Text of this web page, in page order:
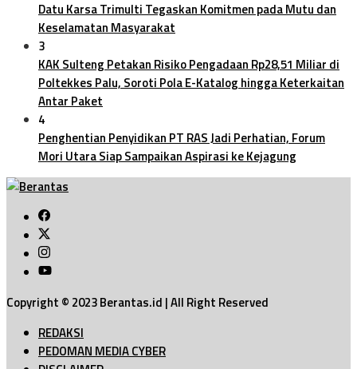
Datu Karsa Trimulti Tegaskan Komitmen pada Mutu dan
Keselamatan Masyarakat
3
KAK Sulteng Petakan Risiko Pengadaan Rp28,51 Miliar di
Poltekkes Palu, Soroti Pola E-Katalog hingga Keterkaitan
Antar Paket
4
Penghentian Penyidikan PT RAS Jadi Perhatian, Forum
Mori Utara Siap Sampaikan Aspirasi ke Kejagung
Copyright © 2023 Berantas.id | All Right Reserved
REDAKSI
PEDOMAN MEDIA CYBER